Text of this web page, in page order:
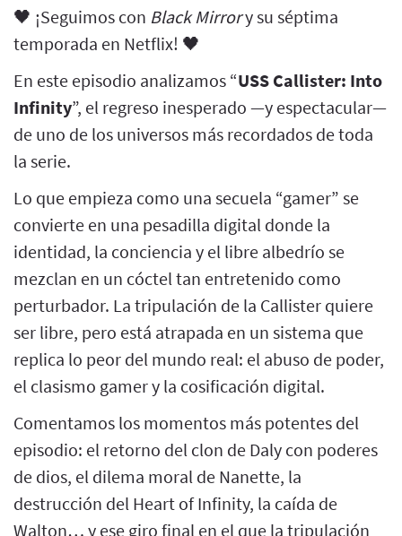
🖤 ¡Seguimos con Black Mirrory su séptima
temporada en Netflix! 🖤
En este episodio analizamos “USS Callister: Into
Infinity”, el regreso inesperado —y espectacular—
de uno de los universos más recordados de toda
la serie.
Lo que empieza como una secuela “gamer” se
convierte en una pesadilla digital donde la
identidad, la conciencia y el libre albedrío se
mezclan en un cóctel tan entretenido como
perturbador. La tripulación de la Callister quiere
ser libre, pero está atrapada en un sistema que
replica lo peor del mundo real: el abuso de poder,
el clasismo gamer y la cosificación digital.
Comentamos los momentos más potentes del
episodio: el retorno del clon de Daly con poderes
de dios, el dilema moral de Nanette, la
destrucción del Heart of Infinity, la caída de
Walton… y ese giro final en el que la tripulación